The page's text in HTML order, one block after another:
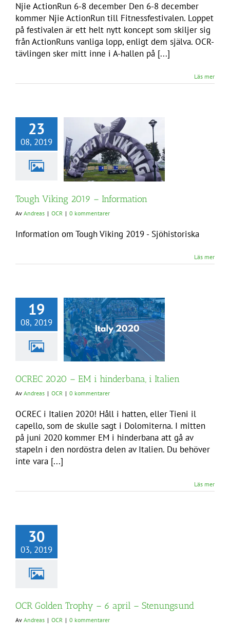
Njie ActionRun 6-8 december Den 6-8 december
kommer Njie ActionRun till Fitnessfestivalen. Loppet
på festivalen är ett helt nytt koncept som skiljer sig
från ActionRuns vanliga lopp, enligt dem själva. OCR-
tävlingen sker mitt inne i A-hallen på [...]
Läs mer
23
08, 2019
Tough Viking 2019 – Information
Av Andreas | OCR | 0 kommentarer
Information om Tough Viking 2019 - Sjöhistoriska
Läs mer
19
08, 2019
OCREC 2020 – EM i hinderbana, i Italien
Av Andreas | OCR | 0 kommentarer
OCREC i Italien 2020! Håll i hatten, eller Tieni il
capello, som de skulle sagt i Dolomiterna. I mitten
på juni 2020 kommer EM i hinderbana att gå av
stapeln i den nordöstra delen av Italien. Du behöver
inte vara [...]
Läs mer
30
03, 2019
OCR Golden Trophy – 6 april – Stenungsund
Av Andreas | OCR | 0 kommentarer